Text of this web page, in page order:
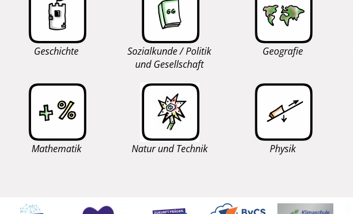
Geschichte
Sozialkunde / Politik
und Gesellschaft
Geografie
Mathematik Natur und Technik Physik